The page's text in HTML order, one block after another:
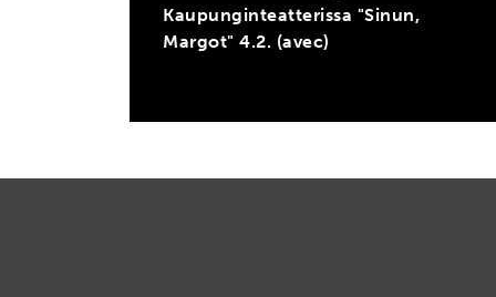
Kaupunginteatterissa "Sinun,
Margot" 4.2. (avec)